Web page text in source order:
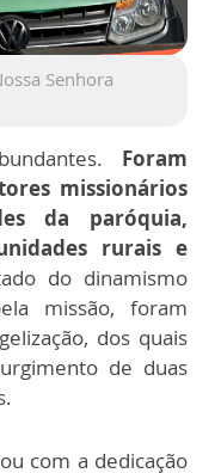
Senhora
Foram
missionários
da paróquia,
rurais e
do dinamismo
missão, foram
dos quais
de duas
com a dedicação